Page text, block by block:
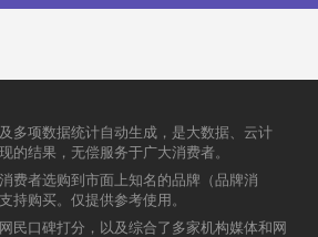
多项数据统计自动生成，是大数据、云计
的结果，无偿服务于广大消费者。
费者选购到市面上知名的品牌（品牌消
持购买。仅提供参考使用。
民口碑打分，以及综合了多家机构媒体和网